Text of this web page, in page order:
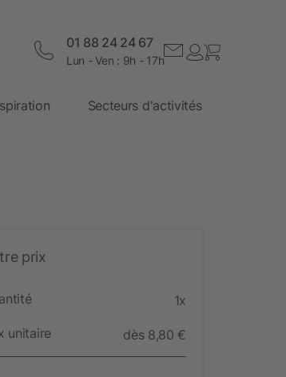
01 88 24 24 67
Lun - Ven : 9h - 17h
Secteurs d'activités
prix
1x
unitaire dès 8,80 €